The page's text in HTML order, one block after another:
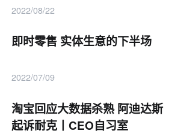
2022/08/22
即时零售 实体生意的下半场
2022/07/09
淘宝回应大数据杀熟 阿迪达斯
起诉耐克丨CEO自习室